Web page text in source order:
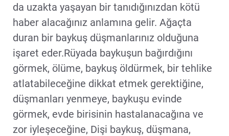
da uzakta yaşayan bir tanıdığınızdan kötü
haber alacağınız anlamına gelir. Ağaçta
duran bir baykuş düşmanlarınız olduğuna
işaret eder.Rüyada baykuşun bağırdığını
görmek, ölüme, baykuş öldürmek, bir tehlike
atlatabileceğine dikkat etmek gerektiğine,
düşmanları yenmeye, baykuşu evinde
görmek, evde birisinin hastalanacağına ve
zor iyleşeceğine, Dişi baykuş, düşmana,